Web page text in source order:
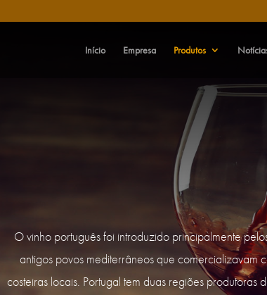
Início Empresa Produtos
O vinho português foi introduzido principalmente
antigos povos mediterrâneos que comercializavam
costeiras locais. Portugal tem duas regiões produtoras